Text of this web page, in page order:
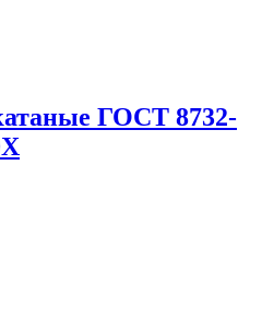
ГОСТ 8732-